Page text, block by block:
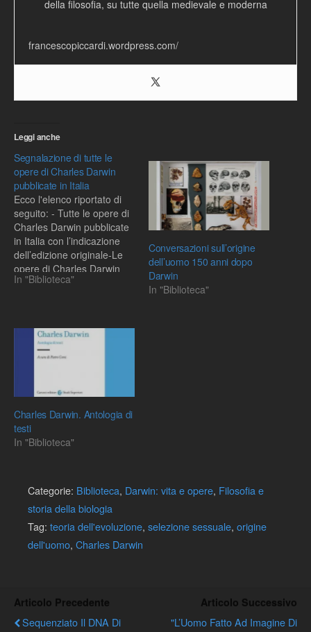
della filosofia, su tutte quella medievale e moderna
francescopiccardi.wordpress.com/
Leggi anche
Segnalazione di tutte le
opere di Charles Darwin
pubblicate in Italia
Ecco l'elenco riportato di
seguito: - Tutte le opere di
Charles Darwin pubblicate
in Italia con l’indicazione
dell’edizione originale-Le
opere di Charles Darwin
ordinate per anno di
elenco da stampare e
utilizzare per scovare tali
In "Biblioteca"
Conversazioni sull’origine
dell’uomo 150 anni dopo
Darwin
In "Biblioteca"
Charles Darwin. Antologia di
testi
In "Biblioteca"
Categorie: Biblioteca, Darwin: vita e opere, Filosofia e
storia della biologia
Tag: teoria dell'evoluzione, selezione sessuale, origine
dell'uomo, Charles Darwin
Articolo Precedente
Sequenziato Il DNA Di
Articolo Successivo
"L’Uomo Fatto Ad Imagine Di